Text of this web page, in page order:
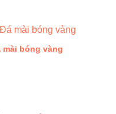
mài bóng vàng